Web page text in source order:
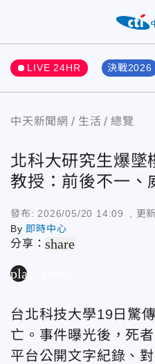
LIVE 24HR 決戰2026
中天新聞網 生活 總覽
北科大研究生爆
教授：前後不一、
發布: 2026/05/20 14:09 , 更
By 即時中心
分享：share
play_arrow
台北科技大學19日 驚
亡。事件曝光後，死
平台公開文字紀錄、